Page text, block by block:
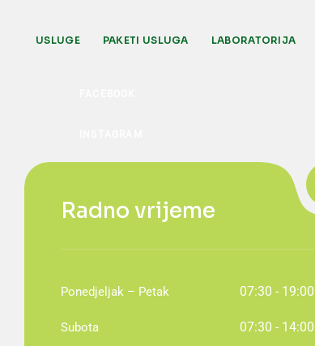
USLUGE PAKETI USLUGA LABORATORIJA
Radno vrijeme
Ponedjeljak – Petak 07:30 - 19:00
Subota 07:30 - 14:00